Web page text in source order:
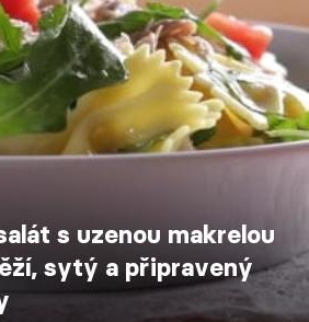
s uzenou makrelou
sytý a připravený